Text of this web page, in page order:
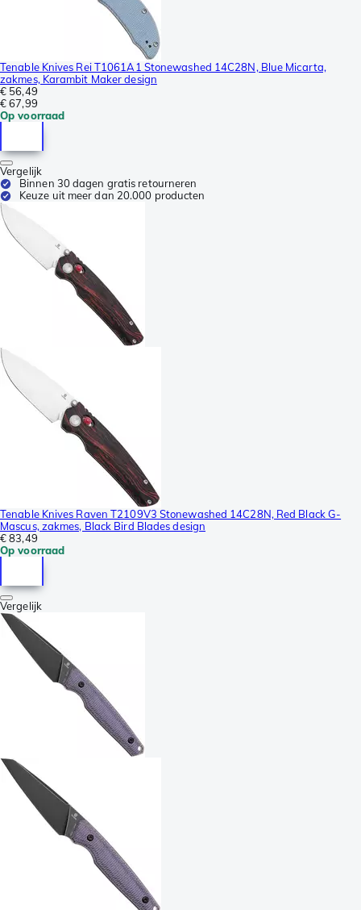
Tenable Knives Rei T1061A1 Stonewashed 14C28N, Blue Micarta,
zakmes, Karambit Maker design
€ 56,49
€ 67,99
Op voorraad
Vergelijk
Binnen 30 dagen gratis retourneren
Keuze uit meer dan 20.000 producten
Tenable Knives Raven T2109V3 Stonewashed 14C28N, Red Black G-
Mascus, zakmes, Black Bird Blades design
€ 83,49
Op voorraad
Vergelijk